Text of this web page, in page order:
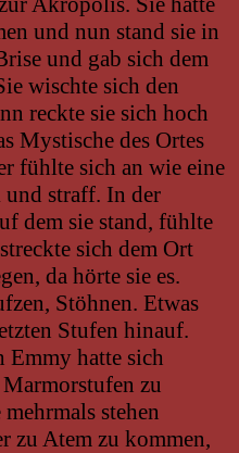
und nun stand sie in
und gab sich dem
wischte sich den
reckte sie sich hoch
Mystische des Ortes
fühlte sich an wie eine
und straff. In der
dem sie stand, fühlte
sich dem Ort
da hörte sie es.
Stöhnen. Etwas
Stufen hinauf.
Emmy hatte sich
zu
stehen
zu Atem zu kommen,